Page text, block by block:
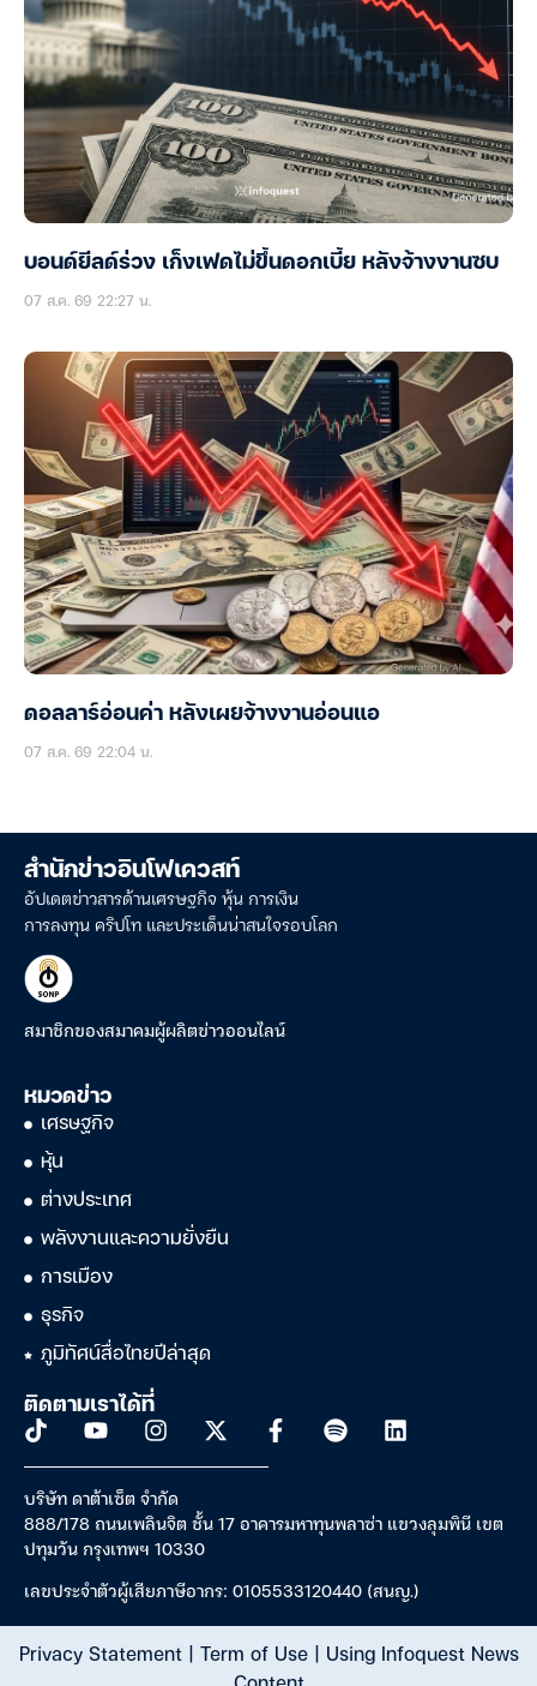
บอนด์ยีลด์ร่วง เก็งเฟดไม่ขึ้นดอกเบี้ย หลังจ้างงานซบ
07 ส.ค. 69 22:27 น.
ดอลลาร์อ่อนค่า หลังเผยจ้างงานอ่อนแอ
07 ส.ค. 69 22:04 น.
สำนักข่าวอินโฟเควสท์
อัปเดตข่าวสารด้านเศรษฐกิจ หุ้น การเงิน
การลงทุน คริปโท และประเด็นน่าสนใจรอบโลก
สมาชิกของสมาคมผู้ผลิตข่าวออนไลน์
หมวดข่าว
เศรษฐกิจ
หุ้น
ต่างประเทศ
พลังงานและความยั่งยืน
การเมือง
ธุรกิจ
ภูมิทัศน์สื่อไทยปีล่าสุด
ติดตามเราได้ที่
บริษัท ดาต้าเซ็ต จำกัด
888/178 ถนนเพลินจิต ชั้น 17 อาคารมหาทุนพลาซ่า แขวงลุมพินี เขต
ปทุมวัน กรุงเทพฯ 10330
เลขประจำตัวผู้เสียภาษีอากร: 0105533120440 (สนญ.)
Privacy Statement| Term of Use| Using Infoquest News